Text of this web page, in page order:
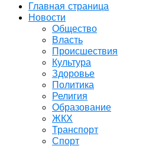
Главная страница
Новости
Общество
Власть
Происшествия
Культура
Здоровье
Политика
Религия
Образование
ЖКХ
Транспорт
Спорт